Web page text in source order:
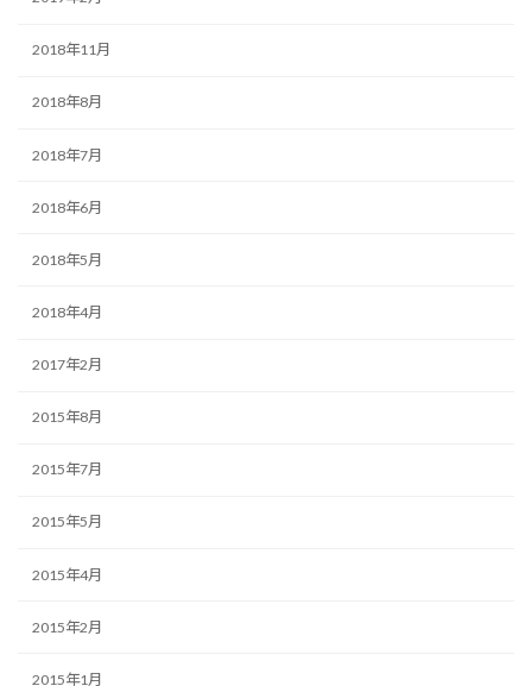
2018年11月
2018年8月
2018年7月
2018年6月
2018年5月
2018年4月
2017年2月
2015年8月
2015年7月
2015年5月
2015年4月
2015年2月
2015年1月